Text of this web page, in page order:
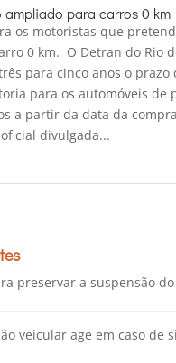
ampliado para carros 0 km
os motoristas que
0 km. O Detran do Rio
para cinco anos o prazo
para os automóveis de
a partir da data da
divulgada...
preservar a suspensão
veicular age em caso de